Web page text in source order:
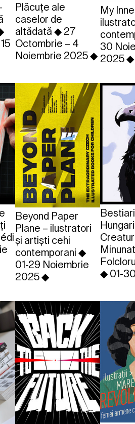
Plăcuțe ale
caselor de
altădată ◆ 27
Octombrie – 4
Noiembrie 2025 ◆
My
30
2025 ◆
Beyond Paper
Plane – ilustratori
și artiști cehi
contemporani ◆
01-29 Noiembrie
2025 ◆
◆ 01-